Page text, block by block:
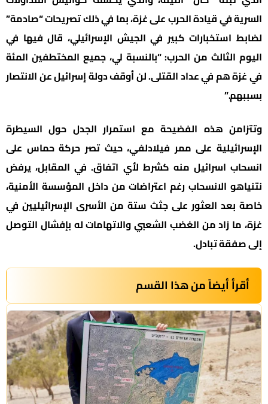
السرية في قيادة الحرب على غزة، بما في ذلك تصريحات “صادمة”
لضابط استخبارات كبير في الجيش الإسرائيلي، قال فيها في
اليوم الثالث من الحرب: “بالنسبة لي، جميع المختطفين المئة
في غزة هم في عداد القتلى. لن أوقف دولة إسرائيل عن الانتصار
بسببهم.”
وتتزامن هذه الفضيحة مع استمرار الجدل حول السيطرة
الإسرائيلية على ممر فيلادلفي، حيث تصر حركة حماس على
انسحاب اسرائيل منه كشرط لأي اتفاق. في المقابل، يرفض
نتنياهو الانسحاب رغم اعتراضات من داخل المؤسسة الأمنية،
خاصة بعد العثور على جثث ستة من الأسرى الإسرائيليين في
غزة، ما زاد من الغضب الشعبي والاتهامات له بإفشال التوصل
إلى صفقة تبادل.
أقرأ أيضاً من هذا القسم